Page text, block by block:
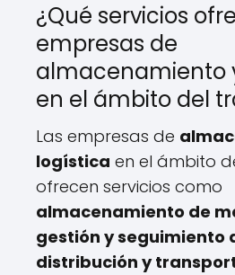
¿Qué servicios
empresas de
almacenamiento
en el ámbito del
Las empresas de
logística en el ámbito
ofrecen servicios como
almacenamiento de
gestión y seguimiento
distribución y